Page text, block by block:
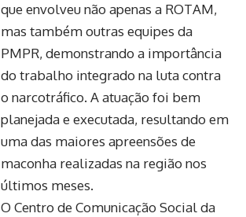
que envolveu não apenas a ROTAM,
mas também outras equipes da
PMPR, demonstrando a importância
do trabalho integrado na luta contra
o narcotráfico. A atuação foi bem
planejada e executada, resultando em
uma das maiores apreensões de
maconha realizadas na região nos
últimos meses.
O Centro de Comunicação Social da